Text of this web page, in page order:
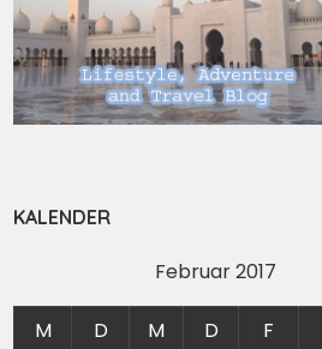
KALENDER
Februar 2017
M D M D F